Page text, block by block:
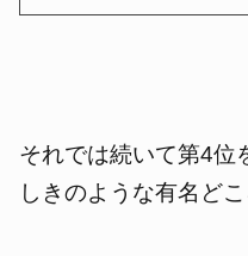
それでは続いて第4位
しきのような有名ど